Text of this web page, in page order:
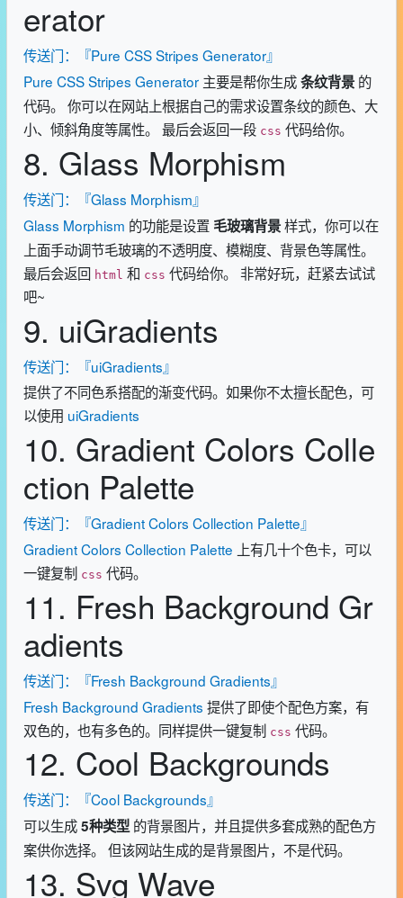
erator
传送门：『Pure CSS Stripes Generator』
Pure CSS Stripes Generator主要是帮你生成条纹背景的
代码。 你可以在网站上根据自己的需求设置条纹的颜色、大
小、倾斜角度等属性。 最后会返回一段 css 代码给你。
8. Glass Morphism
传送门：『Glass Morphism』
Glass Morphism 的功能是设置 毛玻璃背景样式，你可以在
上面手动调节毛玻璃的不透明度、模糊度、背景色等属性。
最后会返回 html 和 css 代码给你。 非常好玩，赶紧去试试
吧~
9. uiGradients
传送门：『uiGradients』
提供了不同色系搭配的渐变代码。如果你不太擅长配色，可
以使用 uiGradients
10. Gradient Colors Colle
ction Palette
传送门：『Gradient Colors Collection Palette』
Gradient Colors Collection Palette 上有几十个色卡，可以
一键复制 css 代码。
11. Fresh Background Gr
adients
传送门：『Fresh Background Gradients』
Fresh Background Gradients 提供了即使个配色方案，有
双色的，也有多色的。同样提供一键复制 css 代码。
12. Cool Backgrounds
传送门：『Cool Backgrounds』
可以生成5种类型的背景图片，并且提供多套成熟的配色方
案供你选择。 但该网站生成的是背景图片，不是代码。
13. Svg Wave